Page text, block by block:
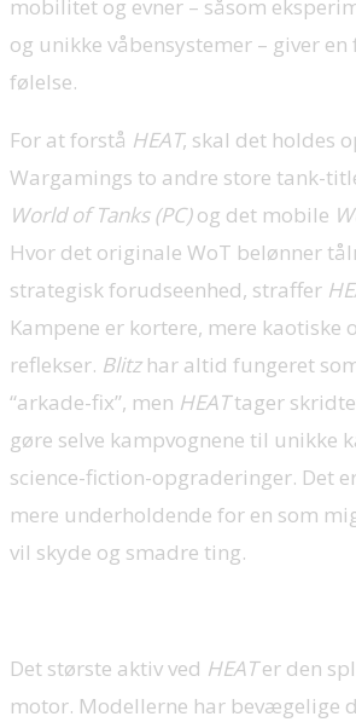
mobilitet og evner – såsom
og unikke våbensystemer – giver
følelse.
For at forstå HEAT, skal det holdes
Wargamings to andre store tank-
World of Tanks (PC)og det mobile
Hvor det originale WoT belønner
strategisk forudseenhed, straffer
Kampene er kortere, mere
reflekser. Blitzhar altid fungeret
“arkade-fix”, men HEATtager
gøre selve kampvognene til unikke
science-fiction-opgraderinger. Det
mere underholdende for en som
vil skyde og smadre ting.
Det største aktiv ved HEATer den
motor. Modellerne har bevægelige